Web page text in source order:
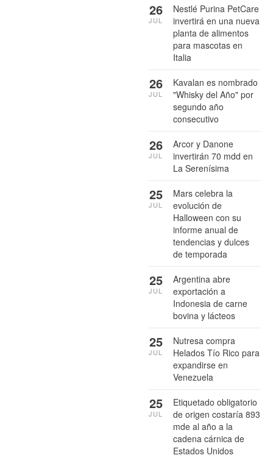
Nestlé Purina PetCare
invertirá en una nueva
planta de alimentos
para mascotas en
Italia
26
JUL
Kavalan es nombrado
"Whisky del Año" por
segundo año
consecutivo
26
JUL
Arcor y Danone
invertirán 70 mdd en
La Serenísima
26
JUL
Mars celebra la
evolución de
Halloween con su
informe anual de
tendencias y dulces
de temporada
25
JUL
Argentina abre
exportación a
Indonesia de carne
bovina y lácteos
25
JUL
Nutresa compra
Helados Tío Rico para
expandirse en
Venezuela
25
JUL
Etiquetado obligatorio
de origen costaría 893
mde al año a la
cadena cárnica de
Estados Unidos
25
JUL